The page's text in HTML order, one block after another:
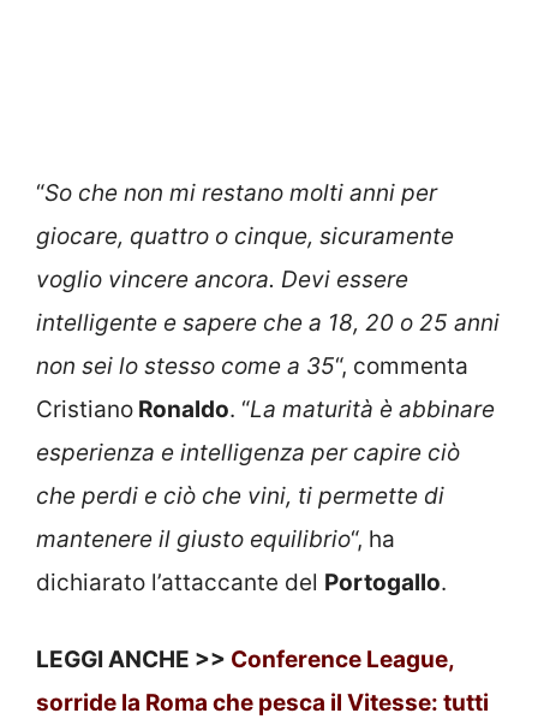
“So che non mi restano molti anni per
giocare, quattro o cinque, sicuramente
voglio vincere ancora. Devi essere
intelligente e sapere che a 18, 20 o 25 anni
non sei lo stesso come a 35“, commenta
Cristiano Ronaldo. “La maturità è abbinare
esperienza e intelligenza per capire ciò
che perdi e ciò che vini, ti permette di
mantenere il giusto equilibrio“, ha
dichiarato l’attaccante del Portogallo.
LEGGI ANCHE >> Conference League,
sorride la Roma che pesca il Vitesse: tutti